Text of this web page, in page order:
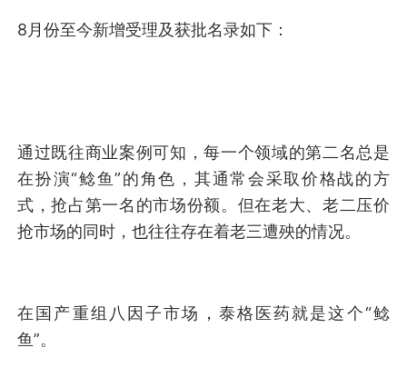
8月份至今新增受理及获批名录如下：
通过既往商业案例可知，每一个领域的第二名总是
在扮演“鲶鱼”的角色，其通常会采取价格战的方
式，抢占第一名的市场份额。但在老大、老二压价
抢市场的同时，也往往存在着老三遭殃的情况。
在国产重组八因子市场，泰格医药就是这个“鲶
鱼”。